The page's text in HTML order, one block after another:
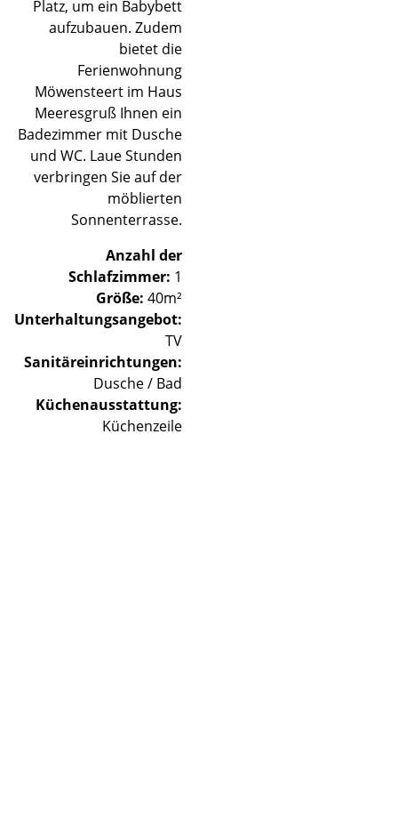
Platz, um ein Babybett
aufzubauen. Zudem
bietet die
Ferienwohnung
Möwensteert im Haus
Meeresgruß Ihnen ein
Badezimmer mit Dusche
und WC. Laue Stunden
verbringen Sie auf der
möblierten
Sonnenterrasse.
Anzahl der
Schlafzimmer: 1
Größe: 40m²
Unterhaltungsangebot:
TV
Sanitäreinrichtungen:
Dusche / Bad
Küchenausstattung:
Küchenzeile